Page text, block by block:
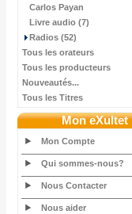
Carlos Payan
Livre audio (7)
Radios (52)
Tous les orateurs
Tous les producteurs
Nouveautés...
Tous les Titres
Mon eXultet
Mon Compte
Qui sommes-nous?
Nous Contacter
Nous aider